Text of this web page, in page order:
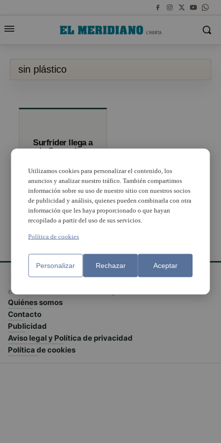
sin plástico
Surfrider llega a
la Comunitat
CaravanaSinPlástico
© El Meridiano L'Horta 2026 - Valencia - España
Quiénes somos
Contacto
Publicidad
Aviso legal y Política de privacidad
Política de cookies
Utilizamos cookies para personalizar el contenido, los
anuncios y analizar nuestro tráfico. También compartimos
información sobre su uso de nuestro sitio con nuestros socios
de publicidad y análisis, quienes pueden combinarla con otra
información que les haya proporcionado o que hayan
recopilado a partir del uso de sus servicios.
Política de cookies
Personalizar Rechazar Aceptar